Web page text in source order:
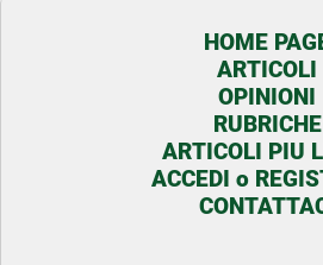
HOME
ARTICOLI
OPINIONI
RUBRICHE
ARTICOLI PIU
ACCEDI o